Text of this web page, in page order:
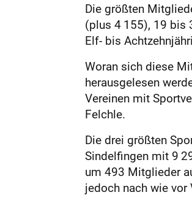
Die größten
(plus 4 155), 19 bis
Elf- bis
Woran sich diese
herausgelesen
Vereinen mit
Felchle.
Die drei größten
Sindelfingen mit 9
um 493 Mitglieder
jedoch nach wie